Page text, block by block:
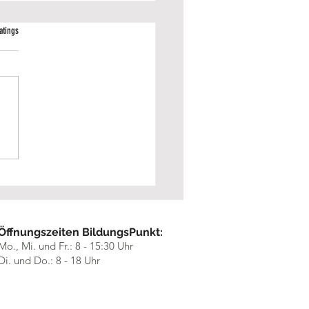
BildungsPunkt:
Mi. und Fr.: 8 - 15:30 Uhr
und Do.: 8 - 18 Uhr​